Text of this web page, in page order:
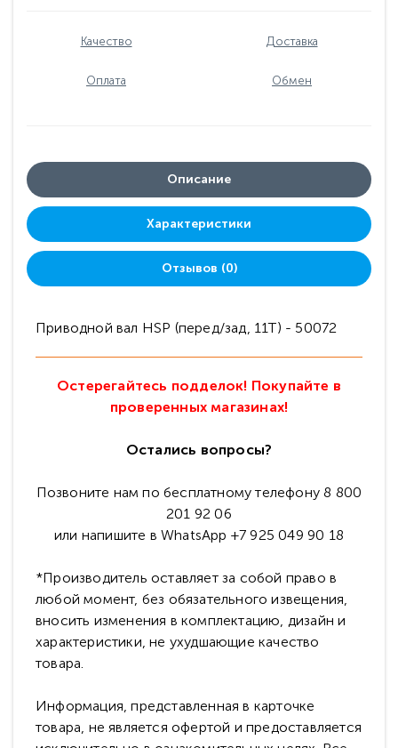
Качество Доставка
Оплата Обмен
Описание
Характеристики
Отзывов (0)
Приводной вал HSP (перед/зад, 11T) - 50072
Остерегайтесь подделок! Покупайте в
проверенных магазинах!
Остались вопросы?
Позвоните нам по бесплатному телефону 8 800
201 92 06
или напишите в WhatsApp +7 925 049 90 18
*Производитель оставляет за собой право в
любой момент, без обязательного извещения,
вносить изменения в комплектацию, дизайн и
характеристики, не ухудшающие качество
товара.
Информация, представленная в карточке
товара, не является офертой и предоставляется